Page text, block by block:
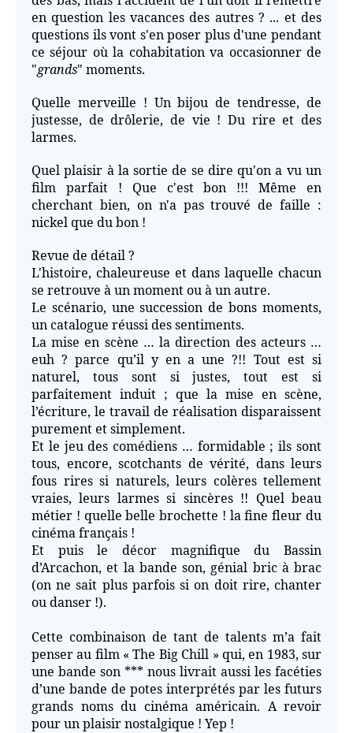
en question les vacances des autres ? ... et des
questions ils vont s'en poser plus d'une pendant
ce séjour où la cohabitation va occasionner de
"grands" moments.
Quelle merveille ! Un bijou de tendresse, de
justesse, de drôlerie, de vie ! Du rire et des
larmes.
Quel plaisir à la sortie de se dire qu'on a vu un
film parfait ! Que c'est bon !!! Même en
cherchant bien, on n'a pas trouvé de faille :
nickel que du bon !
Revue de détail ?
L'histoire, chaleureuse et dans laquelle chacun
se retrouve à un moment ou à un autre.
Le scénario, une succession de bons moments,
un catalogue réussi des sentiments.
La mise en scène … la direction des acteurs …
euh ? parce qu’il y en a une ?!! Tout est si
naturel, tous sont si justes, tout est si
parfaitement induit ; que la mise en scène,
l’écriture, le travail de réalisation disparaissent
purement et simplement.
Et le jeu des comédiens … formidable ; ils sont
tous, encore, scotchants de vérité, dans leurs
fous rires si naturels, leurs colères tellement
vraies, leurs larmes si sincères !! Quel beau
métier ! quelle belle brochette ! la fine fleur du
cinéma français !
Et puis le décor magnifique du Bassin
d’Arcachon, et la bande son, génial bric à brac
(on ne sait plus parfois si on doit rire, chanter
ou danser !).
Cette combinaison de tant de talents m’a fait
penser au film « The Big Chill » qui, en 1983, sur
une bande son *** nous livrait aussi les facéties
d’une bande de potes interprétés par les futurs
grands noms du cinéma américain. A revoir
pour un plaisir nostalgique ! Yep !